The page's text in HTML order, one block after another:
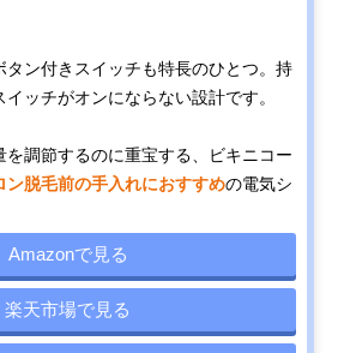
タン付きスイッチも特長のひとつ。持
ッチがオンにならない設計です。
を調節するのに重宝する、ビキニコー
ン脱毛前の手入れにおすすめの電気シ
Amazonで見る
楽天市場で見る